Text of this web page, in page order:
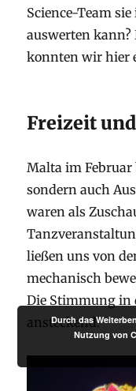
Science-Team
auswerten kann?
konnten wir hier
Freizeit
Malta im
sondern auch
waren als
ließen uns von
mechanisch
Die Stimmung in
ansteckend.
Durch das
Nutzung von